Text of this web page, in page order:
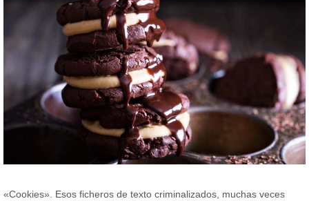
«Cookies». Esos ficheros de texto criminalizados, muchas veces